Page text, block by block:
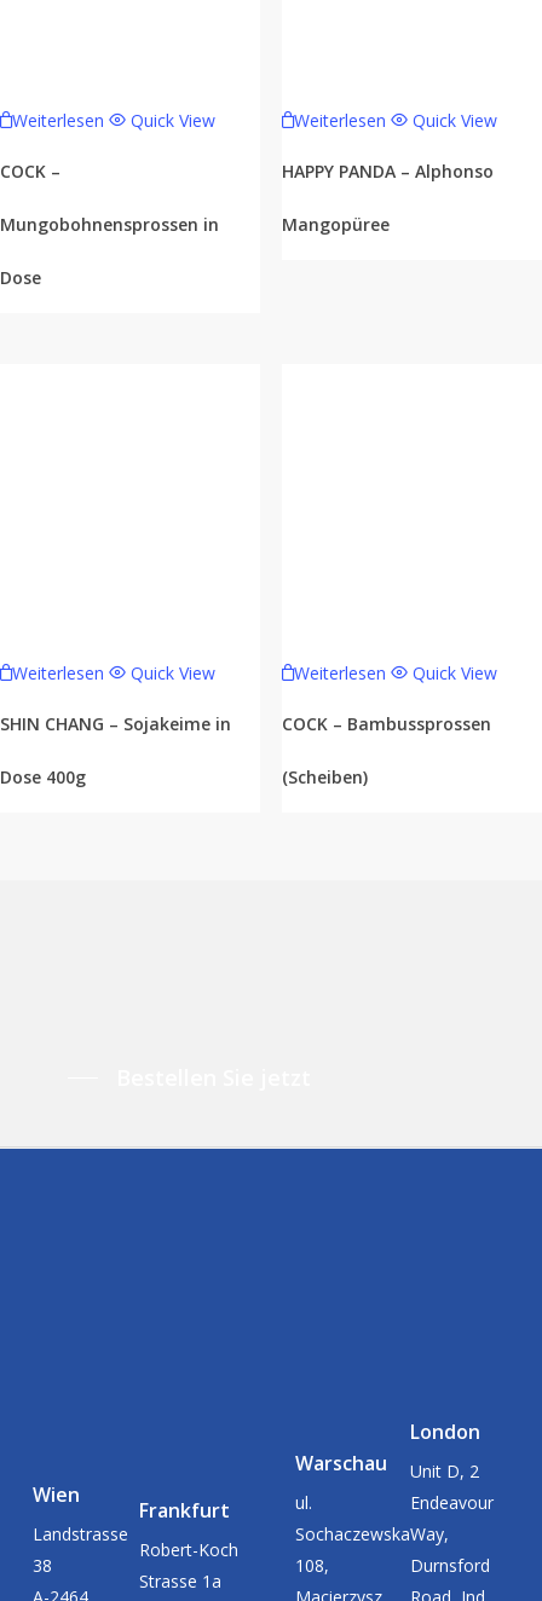
Weiterlesen Quick View
COCK –
Mungobohnensprossen in
Dose
Weiterlesen Quick View
HAPPY PANDA – Alphonso
Mangopüree
Weiterlesen Quick View
SHIN CHANG – Sojakeime in
Dose 400g
Weiterlesen Quick View
COCK – Bambussprossen
(Scheiben)
Wien
Landstrasse
38
Frankfurt
Robert-Koch
Strasse 1a
Warschau
ul.
Sochaczewska
108,
London
Unit D, 2
Endeavour
Way,
Durnsford